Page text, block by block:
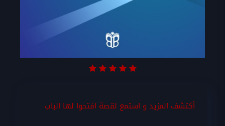
أكتشف المزيد و استمع لقصة افتحوا لها الباب